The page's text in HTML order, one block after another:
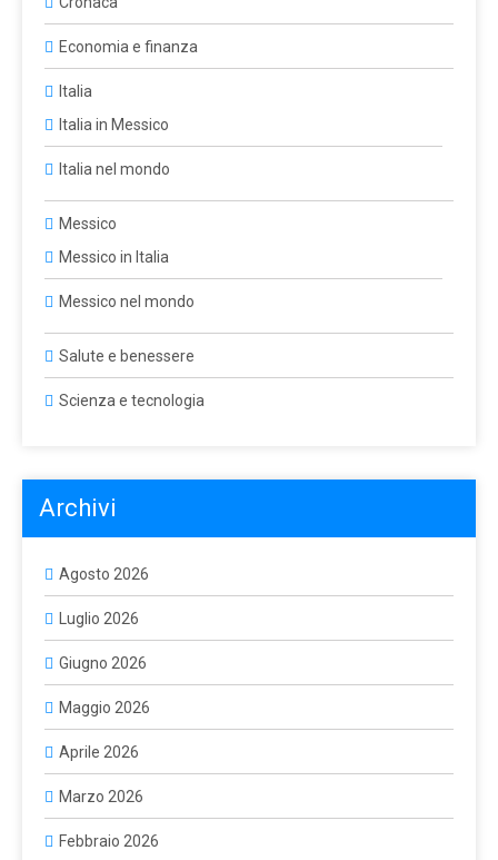
Economia e finanza
Italia
Italia in Messico
Italia nel mondo
Messico
Messico in Italia
Messico nel mondo
Salute e benessere
Scienza e tecnologia
Archivi
Agosto 2026
Luglio 2026
Giugno 2026
Maggio 2026
Aprile 2026
Marzo 2026
Febbraio 2026